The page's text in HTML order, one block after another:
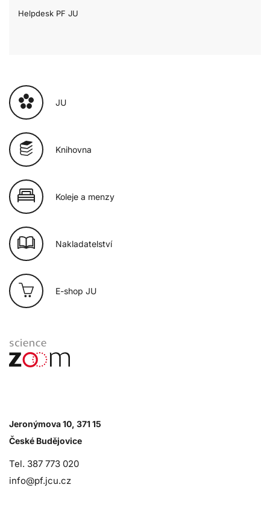
Helpdesk PF JU
JU
Knihovna
Koleje a menzy
Nakladatelství
E-shop JU
Jeronýmova 10, 371 15
České Budějovice
Tel. 387 773 020
info@pf.jcu.cz